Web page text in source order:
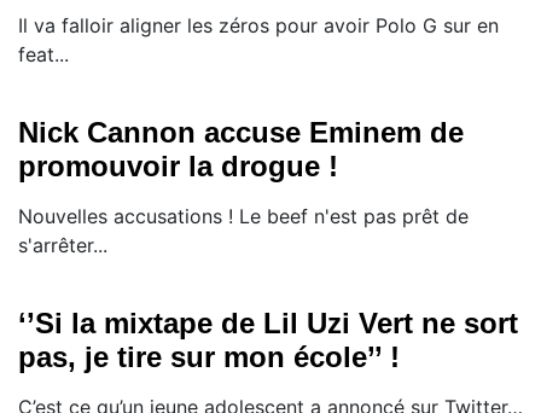
Il va falloir aligner les zéros pour avoir Polo G sur en
feat...
Nick Cannon accuse Eminem de
promouvoir la drogue !
Nouvelles accusations ! Le beef n'est pas prêt de
s'arrêter...
‘’Si la mixtape de Lil Uzi Vert ne sort
pas, je tire sur mon école’’ !
​C’est ce qu’un jeune adolescent a annoncé sur Twitter…